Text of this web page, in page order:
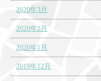
2020年3月
2020年2月
2020年1月
2019年12月